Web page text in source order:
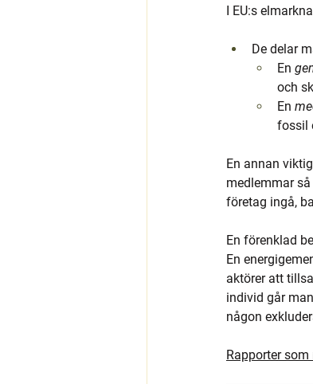
I EU:s
De delar
En
och
En
fossil
En annan
medlemmar
företag ingå,
En förenklad
En
aktörer att
individ går
någon
Rapporter